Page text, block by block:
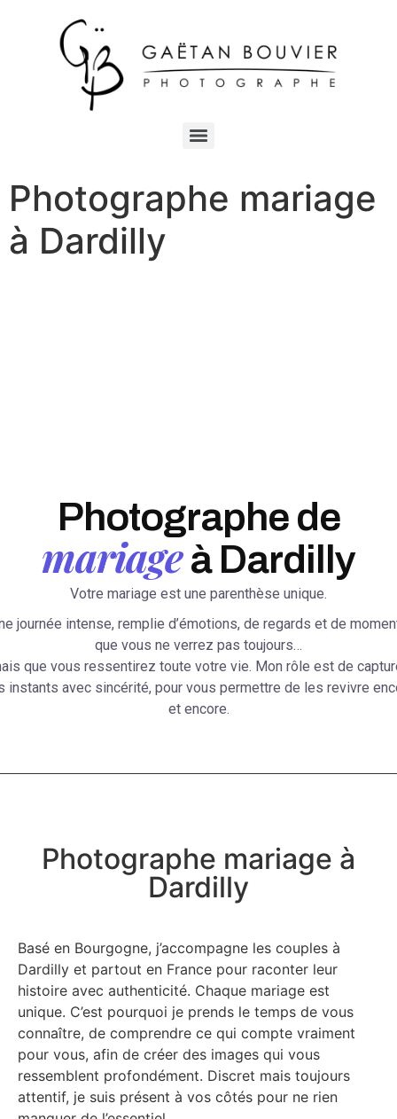
Photographe mariage
à Dardilly
Photographe de
mariageà Dardilly
Votre mariage est une parenthèse unique.
journée intense, remplie d’émotions, de regards et de
que vous ne verrez pas toujours…
que vous ressentirez toute votre vie. Mon rôle est de
instants avec sincérité, pour vous permettre de les revivre
et encore.
Photographe mariage à
Dardilly
Basé en Bourgogne, j’accompagne les couples à
Dardilly et partout en France pour raconter leur
histoire avec authenticité. Chaque mariage est
unique. C’est pourquoi je prends le temps de vous
connaître, de comprendre ce qui compte vraiment
pour vous, afin de créer des images qui vous
ressemblent profondément. Discret mais toujours
attentif, je suis présent à vos côtés pour ne rien